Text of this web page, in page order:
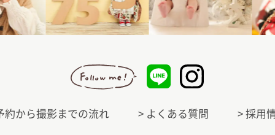
約から撮影までの流れ > よくある質問 > 採用